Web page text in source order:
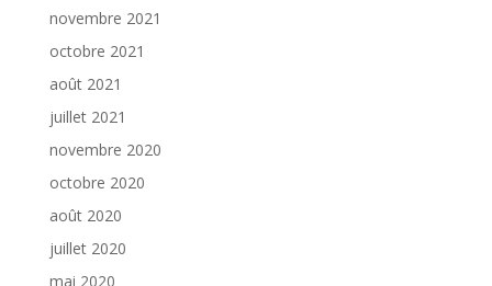
novembre 2021
octobre 2021
août 2021
juillet 2021
novembre 2020
octobre 2020
août 2020
juillet 2020
mai 2020